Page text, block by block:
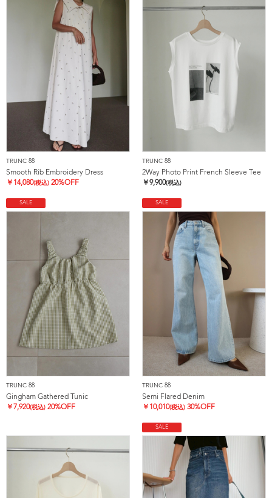
TRUNC 88
Smooth Rib Embroidery Dress
￥ 14,080(税込) 20%OFF
TRUNC 88
2Way Photo Print French Sleeve Tee
￥9,900(税込)
SALE
TRUNC 88
Gingham Gathered Tunic
￥ 7,920(税込) 20%OFF
SALE
TRUNC 88
Semi Flared Denim
￥ 10,010(税込) 30%OFF
SALE